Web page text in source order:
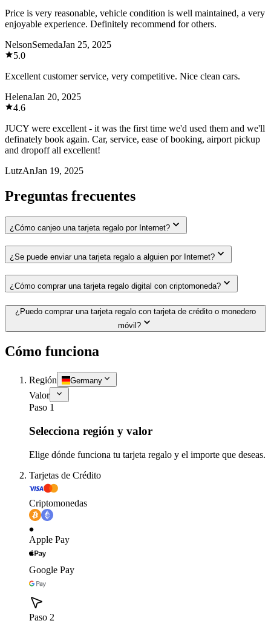
Price is very reasonable, vehicle condition is well maintained, a very
enjoyable experience. Definitely recommend for others.
NelsonSemedaJan 25, 2025
5.0
Excellent customer service, very competitive. Nice clean cars.
HelenaJan 20, 2025
4.6
JUCY were excellent - it was the first time we'd used them and we'll
definately book again. Car, service, ease of booking, airport pickup
and dropoff all excellent!
LutzAnJan 19, 2025
Preguntas frecuentes
¿Cómo canjeo una tarjeta regalo por Internet?
¿Se puede enviar una tarjeta regalo a alguien por Internet?
¿Cómo comprar una tarjeta regalo digital con criptomoneda?
¿Puedo comprar una tarjeta regalo con tarjeta de crédito o monedero
móvil?
Cómo funciona
Región Germany
Valor
Paso 1
Selecciona región y valor
Elige dónde funciona tu tarjeta regalo y el importe que deseas.
Tarjetas de Crédito
Criptomonedas
Apple Pay
Google Pay
Paso 2